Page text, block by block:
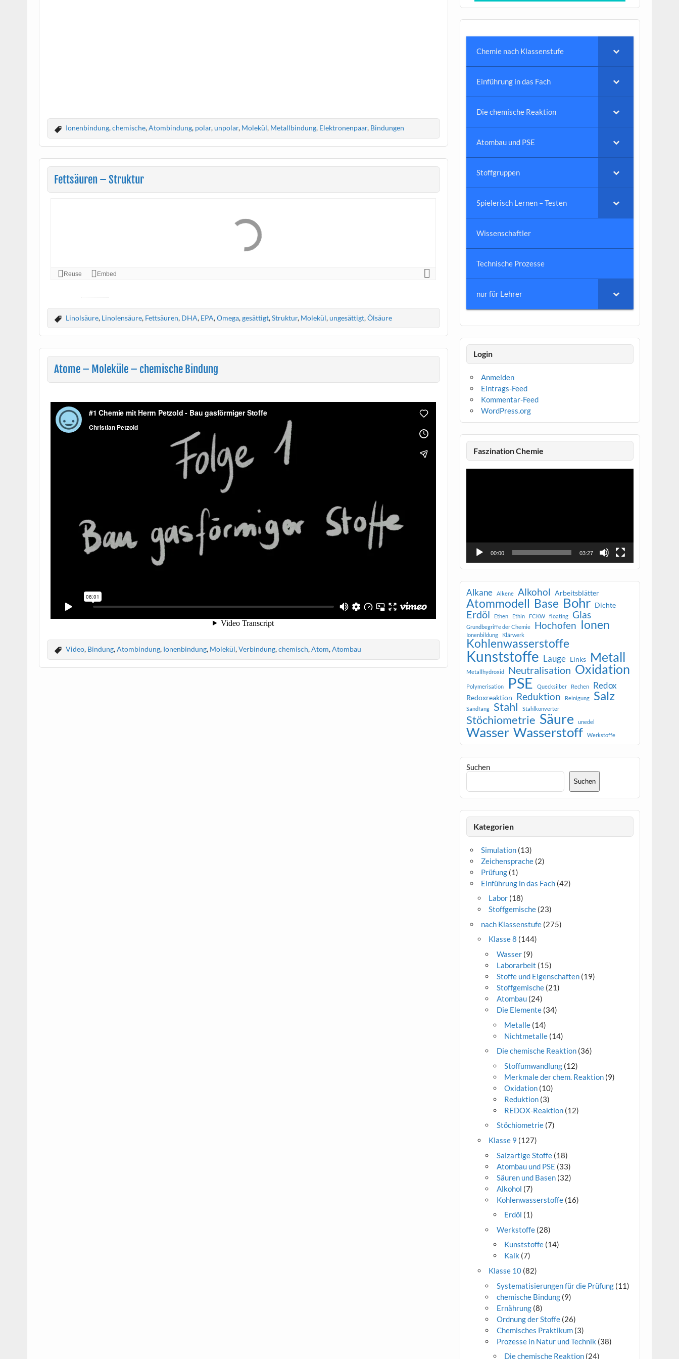
Ionenbindung,chemische,Atombindung, polar,unpolar, Molekül, Metallbindung, Elektronenpaar, Bindungen
Fettsäuren – Struktur
Linolsäure, Linolensäure, Fettsäuren, DHA, EPA,Omega,gesättigt,Struktur, Molekül,ungesättigt,Ölsäure
Atome – Moleküle – chemische Bindung
Video, Bindung,Atombindung, Ionenbindung, Molekül,Verbindung,chemisch,Atom,Atombau
Chemie nach Klassenstufe
Einführung in das Fach
Die chemische Reaktion
Atombau und PSE
Stoffgruppen
Spielerisch Lernen – Testen
Wissenschaftler
Technische Prozesse
nur für Lehrer
Login
Anmelden
Eintrags-Feed
Kommentar-Feed
WordPress.org
Faszination Chemie
Video-
00:00 03:27
Alkane Alkene Alkohol Arbeitsblätter
Atommodell Base Bohr Dichte
Erdöl Ethen Ethin FCKW floating Glas
Grundbegriffe der Chemie Hochofen Ionen
Ionenbildung Klärwerk
Kohlenwasserstoffe
Kunststoffe Lauge Links Metall
Metallhydroxid Neutralisation Oxidation
Polymerisation PSE Quecksilber Rechen Redox
Redoxreaktion Reduktion Reinigung Salz
Sandfang Stahl Stahlkonverter
Stöchiometrie Säure unedel
Wasser Wasserstoff Werkstoffe
Suchen
Suchen
Kategorien
Simulation (13)
Zeichensprache (2)
Prüfung (1)
Einführung in das Fach (42)
Labor (18)
Stoffgemische (23)
nach Klassenstufe (275)
Klasse 8 (144)
Wasser(9)
Laborarbeit (15)
Stoffe und Eigenschaften(19)
Stoffgemische(21)
Atombau(24)
Die Elemente(34)
Metalle(14)
Nichtmetalle(14)
Die chemische Reaktion(36)
Stoffumwandlung(12)
Merkmale der chem. Reaktion(9)
Oxidation(10)
Reduktion(3)
REDOX-Reaktion(12)
Stöchiometrie(7)
Klasse 9 (127)
Salzartige Stoffe(18)
Atombau und PSE (33)
Säuren und Basen(32)
Alkohol (7)
Kohlenwasserstoffe(16)
Erdöl (1)
Werkstoffe(28)
Kunststoffe(14)
Kalk (7)
Klasse 10 (82)
Systematisierungen für die Prüfung(11)
chemische Bindung(9)
Ernährung(8)
Ordnung der Stoffe(26)
Chemisches Praktikum(3)
Prozesse in Natur und Technik (38)
Die chemische Reaktion(24)